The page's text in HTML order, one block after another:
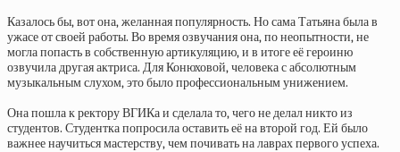
Казалось бы, вот она, желанная популярность. Но сама Татьяна была в
ужасе от своей работы. Во время озвучания она, по неопытности, не
могла попасть в собственную артикуляцию, и в итоге её героиню
озвучила другая актриса. Для Конюховой, человека с абсолютным
музыкальным слухом, это было профессиональным унижением.
Она пошла к ректору ВГИКа и сделала то, чего не делал никто из
студентов. Студентка попросила оставить её на второй год. Ей было
важнее научиться мастерству, чем почивать на лаврах первого успеха.